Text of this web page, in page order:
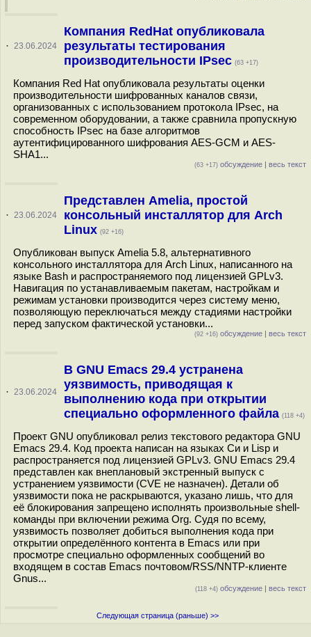
· 23.06.2024
Компания RedHat опубликовала
результаты тестирования
производительности IPsec (63 +17)
Компания Red Hat опубликовала результаты оценки
производительности шифрованных каналов связи,
организованных с использованием протокола IPsec, на
современном оборудовании, а также сравнила пропускную
способность IPsec на базе алгоритмов
аутентифицированного шифрования AES-GCM и AES-
SHA1...
(63 +17) обсуждение | весь текст
· 23.06.2024
Представлен Amelia, простой
консольный инсталлятор для Arch
Linux (92 +16)
Опубликован выпуск Amelia 5.8, альтернативного
консольного инсталлятора для Arch Linux, написанного на
языке Bash и распространяемого под лицензией GPLv3.
Навигация по устанавливаемым пакетам, настройкам и
режимам установки производится через систему меню,
позволяющую переключаться между стадиями настройки
перед запуском фактической установки...
(92 +16) обсуждение | весь текст
· 23.06.2024
В GNU Emacs 29.4 устранена
уязвимость, приводящая к
выполнению кода при открытии
специально оформленного файла (118 +4)
Проект GNU опубликовал релиз текстового редактора GNU
Emacs 29.4. Код проекта написан на языках Си и Lisp и
распространяется под лицензией GPLv3. GNU Emacs 29.4
представлен как внеплановый экстренный выпуск с
устранением уязвимости (CVE не назначен). Детали об
уязвимости пока не раскрываются, указано лишь, что для
её блокирования запрещено исполнять произвольные shell-
команды при включении режима Org. Судя по всему,
уязвимость позволяет добиться выполнения кода при
открытии определённого контента в Emacs или при
просмотре специально оформленных сообщений во
входящем в состав Emacs почтовом/RSS/NNTP-клиенте
Gnus...
(118 +4) обсуждение | весь текст
Следующая страница (раньше) >>